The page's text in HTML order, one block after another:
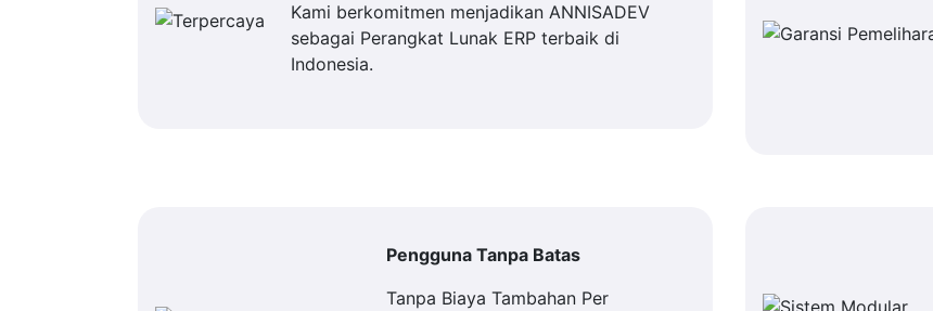
Kami berkomitmen menjadikan ANNISADEV
sebagai Perangkat Lunak ERP terbaik di
Indonesia.
Pengguna Tanpa Batas
Tanpa Biaya Tambahan Per